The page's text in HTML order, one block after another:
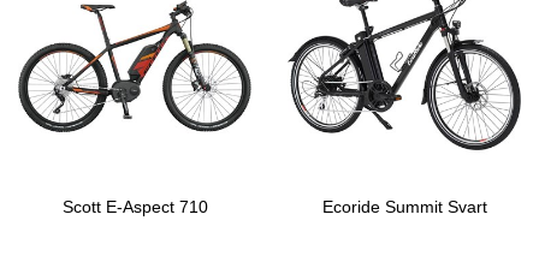
Scott E-Aspect 710 Ecoride Summit Svart